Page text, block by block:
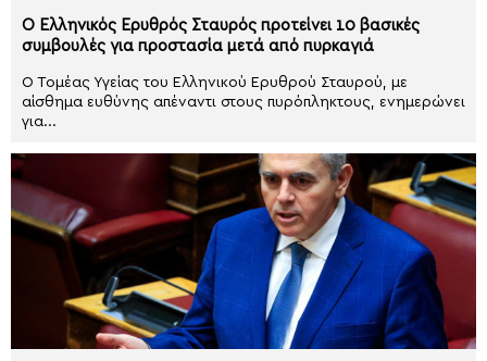
Ο Ελληνικός Ερυθρός Σταυρός προτείνει 10 βασικές
συμβουλές για προστασία μετά από πυρκαγιά
Ο Τομέας Υγείας του Ελληνικού Ερυθρού Σταυρού, με
αίσθημα ευθύνης απέναντι στους πυρόπληκτους, ενημερώνει
για...